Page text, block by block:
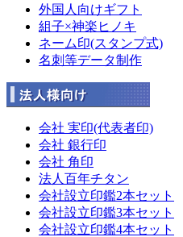
外国人向けギフト
組子×神楽ヒノキ
ネーム印(スタンプ式)
名刺等データ制作
会社 実印(代表者印)
会社 銀行印
会社 角印
法人百年チタン
会社設立印鑑2本セット
会社設立印鑑3本セット
会社設立印鑑4本セット